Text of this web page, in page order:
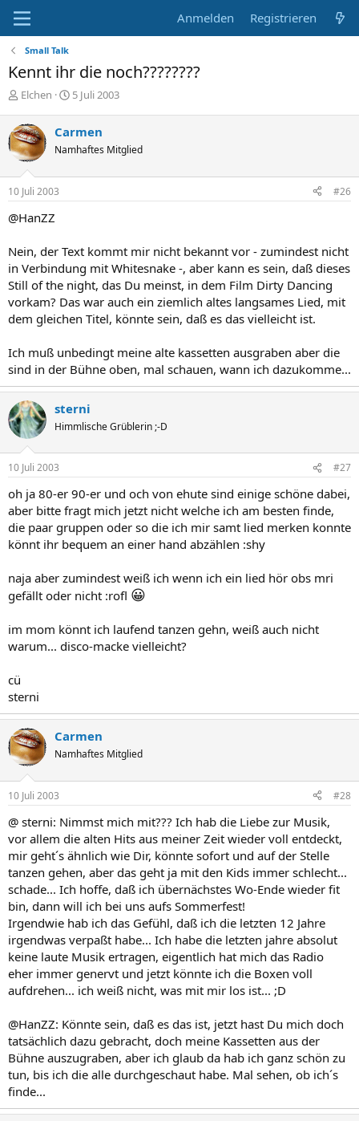
Anmelden Registrieren
Small Talk
Kennt ihr die noch????????
E
s
t
e
l
l
e
Elchen
E
t
e
l
5 Juli 2003
Carmen
Namhaftes Mitglied
10 Juli 2003 #26
@HanZZ
Nein, der Text kommt mir nicht bekannt vor - zumindest nicht
in Verbindung mit Whitesnake -, aber kann es sein, daß dieses
Still of the night, das Du meinst, in dem Film Dirty Dancing
vorkam? Das war auch ein ziemlich altes langsames Lied, mit
dem gleichen Titel, könnte sein, daß es das vielleicht ist.
Ich muß unbedingt meine alte kassetten ausgraben aber die
sind in der Bühne oben, mal schauen, wann ich dazukomme...
sterni
Himmlische Grüblerin ;-D
10 Juli 2003 #27
oh ja 80-er 90-er und och von ehute sind einige schöne dabei,
aber bitte fragt mich jetzt nicht welche ich am besten finde,
die paar gruppen oder so die ich mir samt lied merken konnte
könnt ihr bequem an einer hand abzählen :shy
naja aber zumindest weiß ich wenn ich ein lied hör obs mri
gefällt oder nicht :rofl 😀
im mom könnt ich laufend tanzen gehn, weiß auch nicht
warum... disco-macke vielleicht?
cü
sterni
Carmen
Namhaftes Mitglied
10 Juli 2003 #28
@ sterni: Nimmst mich mit??? Ich hab die Liebe zur Musik,
vor allem die alten Hits aus meiner Zeit wieder voll entdeckt,
mir geht´s ähnlich wie Dir, könnte sofort und auf der Stelle
tanzen gehen, aber das geht ja mit den Kids immer schlecht...
schade... Ich hoffe, daß ich übernächstes Wo-Ende wieder fit
bin, dann will ich bei uns aufs Sommerfest!
Irgendwie hab ich das Gefühl, daß ich die letzten 12 Jahre
irgendwas verpaßt habe... Ich habe die letzten jahre absolut
keine laute Musik ertragen, eigentlich hat mich das Radio
eher immer genervt und jetzt könnte ich die Boxen voll
aufdrehen... ich weiß nicht, was mit mir los ist... ;D
@HanZZ: Könnte sein, daß es das ist, jetzt hast Du mich doch
tatsächlich dazu gebracht, doch meine Kassetten aus der
Bühne auszugraben, aber ich glaub da hab ich ganz schön zu
tun, bis ich die alle durchgeschaut habe. Mal sehen, ob ich´s
finde...